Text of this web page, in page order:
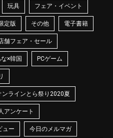
玩具 フェア・イベント
定版 その他 電子書籍
舗フェア・セール
×韓国 PCゲーム
ンラインとら祭り2020夏
アンケート
ュー 今日のメルマガ